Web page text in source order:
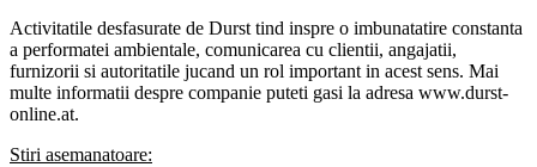
Activitatile desfasurate de Durst tind inspre o imbunatatire constanta
a performatei ambientale, comunicarea cu clientii, angajatii,
furnizorii si autoritatile jucand un rol important in acest sens. Mai
multe informatii despre companie puteti gasi la adresa www.durst-
online.at.
Stiri asemanatoare: